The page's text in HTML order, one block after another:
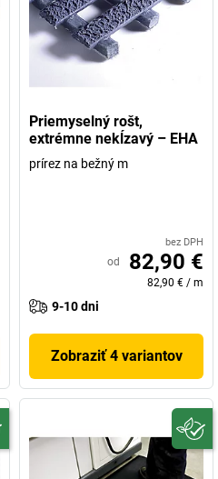
Priemyselný rošt,
extrémne nekĺzavý – EHA
prírez na bežný m
bez DPH
od 82,90 €
82,90 € / m
9-10 dni
Zobraziť 4 variantov